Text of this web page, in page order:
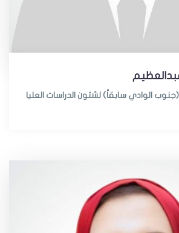
الوادي سابقاً) لشئون الدراسات العليا